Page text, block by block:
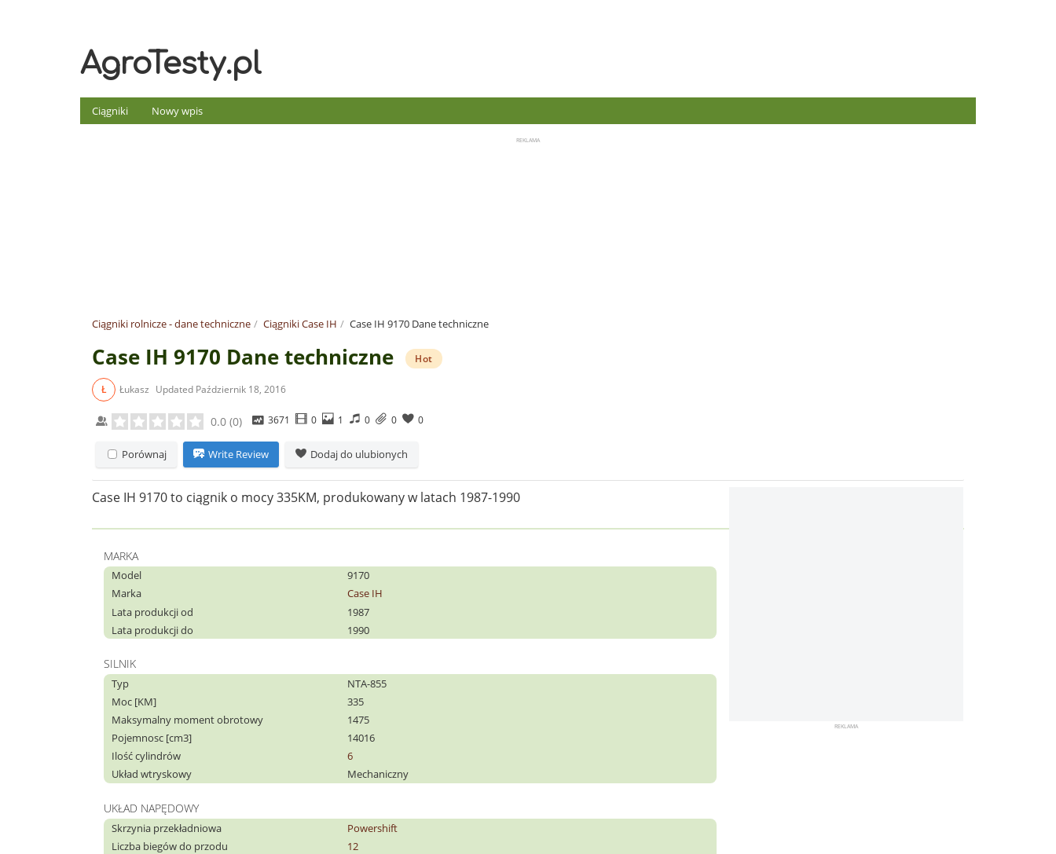
AgroTesty.pl
Ciągniki Nowy wpis
Ciągniki rolnicze - dane techniczne Ciągniki Case IH Case IH 9170 Dane techniczne
Case IH 9170 Dane techniczne Hot
Ł Łukasz Updated Październik 18, 2016
0.0 (0) 3671 0 1 0 0 0
Porównaj Write Review Dodaj do ulubionych
Case IH 9170 to ciągnik o mocy 335KM, produkowany w latach 1987-1990
MARKA
Model
9170
Marka
Case IH
Lata produkcji od
1987
Lata produkcji do
1990
SILNIK
Typ
NTA-855
Moc [KM]
335
Maksymalny moment obrotowy
1475
Pojemnosc [cm3]
14016
Ilość cylindrów
6
Układ wtryskowy
Mechaniczny
UKŁAD NAPĘDOWY
Skrzynia przekładniowa
Powershift
Liczba biegów do przodu
12